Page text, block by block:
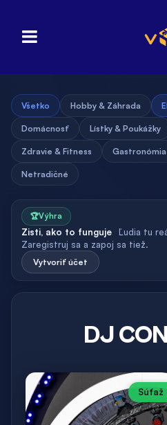
Všetko Hobby & Záhrada
Domácnosť Lístky & Poukážky
Zdravie & Fitness Gastronómia
Netradičné
🏆Výhra
Zisti, ako to funguje
Ľudia tu
Zaregistruj sa a zapoj sa tiež.
Vytvoriť účet
DJ
Súťaž